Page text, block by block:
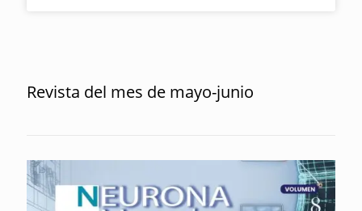
Revista del mes de mayo-junio